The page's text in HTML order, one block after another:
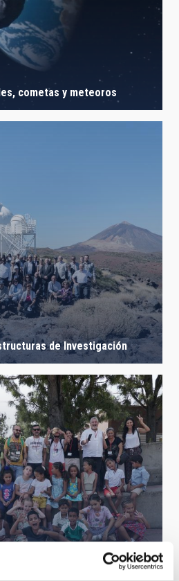
cometas y meteoros
de Investigación